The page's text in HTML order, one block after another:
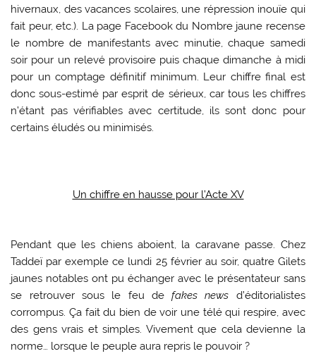
hivernaux, des vacances scolaires, une répression inouïe qui
fait peur, etc.). La page Facebook du Nombre jaune recense
le nombre de manifestants avec minutie, chaque samedi
soir pour un relevé provisoire puis chaque dimanche à midi
pour un comptage définitif minimum. Leur chiffre final est
donc sous-estimé par esprit de sérieux, car tous les chiffres
n’étant pas vérifiables avec certitude, ils sont donc pour
certains éludés ou minimisés.
Un chiffre en hausse pour l’Acte XV
Pendant que les chiens aboient, la caravane passe. Chez
Taddeï par exemple ce lundi 25 février au soir, quatre Gilets
jaunes notables ont pu échanger avec le présentateur sans
se retrouver sous le feu defakes news d’éditorialistes
corrompus. Ça fait du bien de voir une télé qui respire, avec
des gens vrais et simples. Vivement que cela devienne la
norme… lorsque le peuple aura repris le pouvoir ?